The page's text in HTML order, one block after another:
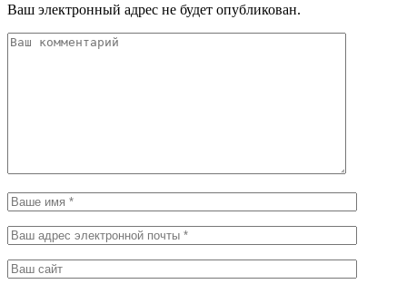
Ваш электронный адрес не будет опубликован.